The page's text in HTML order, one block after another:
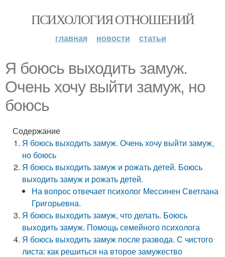
ПСИХОЛОГИЯ ОТНОШЕНИЙ
главная новости статьи
Я боюсь выходить замуж.
Очень хочу выйти замуж, но
боюсь
Содержание
Я боюсь выходить замуж. Очень хочу выйти замуж,
но боюсь
Я боюсь выходить замуж и рожать детей. Боюсь
выходить замуж и рожать детей.
На вопрос отвечает психолог Мессинен Светлана
Григорьевна.
Я боюсь выходить замуж, что делать. Боюсь
выходить замуж. Помощь семейного психолога
Я боюсь выходить замуж после развода. С чистого
листа: как решиться на второе замужество